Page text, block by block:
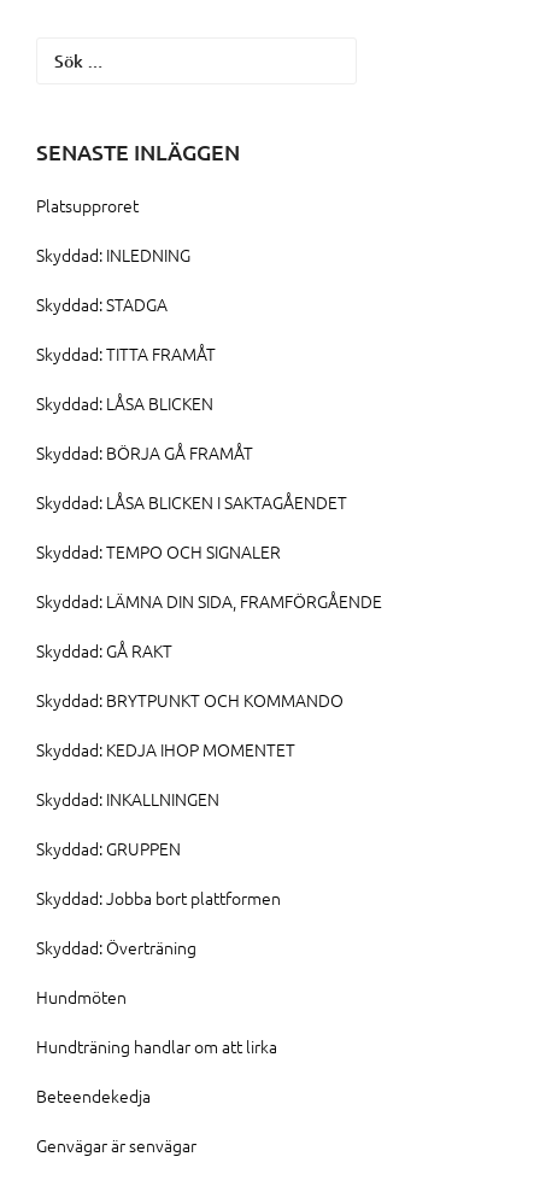
Sök
SENASTE INLÄGGEN
Platsupproret
Skyddad: INLEDNING
Skyddad: STADGA
Skyddad: TITTA FRAMÅT
Skyddad: LÅSA BLICKEN
Skyddad: BÖRJA GÅ FRAMÅT
Skyddad: LÅSA BLICKEN I SAKTAGÅENDET
Skyddad: TEMPO OCH SIGNALER
Skyddad: LÄMNA DIN SIDA, FRAMFÖRGÅENDE
Skyddad: GÅ RAKT
Skyddad: BRYTPUNKT OCH KOMMANDO
Skyddad: KEDJA IHOP MOMENTET
Skyddad: INKALLNINGEN
Skyddad: GRUPPEN
Skyddad: Jobba bort plattformen
Skyddad: Överträning
Hundmöten
Hundträning handlar om att lirka
Beteendekedja
Genvägar är senvägar